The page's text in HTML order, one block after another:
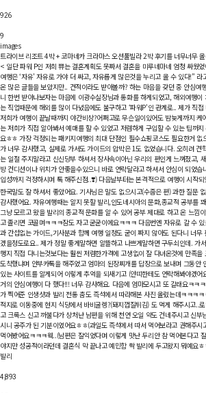
926
9
images
트라이브 리조트 4박 + 코마네카 크라마스 오션풀빌라 2박후기를 너무너무
< 일단 파워 P인 저희 쀼는 결혼계획도 못짜서 결혼을 미루네마네 엄청 싸웠
여행은 ‘자유’ 자유로 가야 더 싸고, 자유롭게 많은것을 누리고 올 수 있다!”
온 많은 글들을 보았지만.. 견적이라도 받아볼까? 하는 마음을 갖던 중 안심여
니 한번 받아나보자는 마음에 이광수실장님과 통화를 하게되었고, 해외여행
는 직업때문에 해외를 많이 다녔음에도 불구하고 ‘파워P'인 관계로.. 제가 직
저희가 여행이 끝날때까지 야간비상?어쩌고로 무슨일이있어도 밤늦게까지
는 저희가 직접 알아봐서 예매를 할 수 있었고 저렴하게 구입할 수 있는 팁까
요ㅎㅎ 가장 걱정되는 패키지여행의 최대 단점인 필수쇼핑코스도 필요한거
가 너무 감사했고, 실제로 가서도 가이드의 압박은 1도 없었습니다. 오히려 견
는 일절 주지말라고 신신당부 하셔서 장사속이아닌 우리의 편인게 느껴졌고,
방 컨디션이나 위치가 안좋을수있으니 바로 연락달라고 하셔서 안심이 되었
입성까지 걱정하시며 톡 해주신점..❣️) 다음날부터는 본격적으로 여행이 시작
한국말도 잘 하셔서 좋았어요. 기사님은 말도 없으시고(수줍은 편) 과한 질문
감사했어요. 자유여행때는 알지 못할 발리,인도네시아의 문화,종교적 공부를
그냥 모르고 왔을 발리의 종교적 문화를 알 수 있어 공부 제대로 하고 온 느낌
고 졸리면 코골며ㅋㅋㅋ잠도 자고 굳굳이에요ㅋㅋㅋ 다음번엔 자유로 갈 수
과 간섭없는 가이드,기사분과 함께 여행 일정도 굳이 짜지 않아도 된다니 너무
겠을정도로요.. 제가 정말 좋게말하면 알뜰하고 나쁘게말하면 구두쇠인데. 가
행지 직접 다니는것보다는 훨씬 저렴한가격에 고생없이 잘 다녀온것에 만족
도착했냐며 안부카톡을 해주었고 엄마의 된장찌개를 답장으로 보내며 그동안
있는 사이트를 알게되어 이렇게 추억을 되새기고 (얀띠한테도 연락해봐야겠
거의 안심여행이 다 했다!!! 너무 감사해요. 다음에 엄마모시고 또 갈래요ㅋㅋ
가 찍어준 인생샷과 발리 전통 춤도 즉석에서 따라해본 사진 올렸는데ㅋㅋㅋ
적지로 이동중에 현지 식당에서 바비굴렝?(돼지껍질튀김) 도 먹게 해주시고..
고 크록스 신고 까불다가 상처난 남편을 위해 천연 오일 약도 건네주시고 신부
시니 공주가 된 기분이였어요ㅎㅎ(과일도 즉석에서 따서 먹어보라고 권해주
먹어봤어요ㅋㅋㅋ웩..(남편은 잘익었다며 이렇게 맛난 두리안 참 먹어본다고
야지만 성공적이라던데 결혼식 막 끝나고 예민함 싹 발리에 두고왔지 뭐예요
발리
4,893